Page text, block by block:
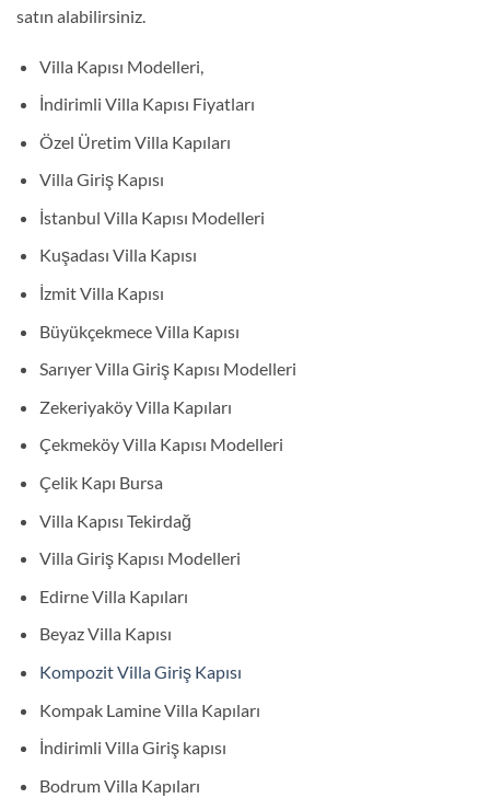
satın alabilirsiniz.
Villa Kapısı Modelleri,
İndirimli Villa Kapısı Fiyatları
Özel Üretim Villa Kapıları
Villa Giriş Kapısı
İstanbul Villa Kapısı Modelleri
Kuşadası Villa Kapısı
İzmit Villa Kapısı
Büyükçekmece Villa Kapısı
Sarıyer Villa Giriş Kapısı Modelleri
Zekeriyaköy Villa Kapıları
Çekmeköy Villa Kapısı Modelleri
Çelik Kapı Bursa
Villa Kapısı Tekirdağ
Villa Giriş Kapısı Modelleri
Edirne Villa Kapıları
Beyaz Villa Kapısı
Kompozit Villa Giriş Kapısı
Kompak Lamine Villa Kapıları
İndirimli Villa Giriş kapısı
Bodrum Villa Kapıları